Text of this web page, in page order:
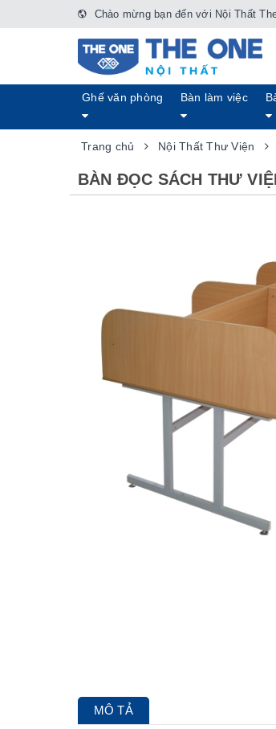
Chào mừng bạn đến với Nội Thất
Ghế văn phòng Bàn làm việc
Trang chủ Nội Thất Thư Viện
BÀN ĐỌC SÁCH THƯ
MÔ TẢ